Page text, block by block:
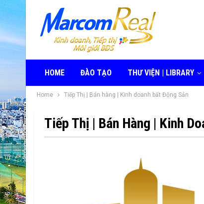
HOME ĐÀO TẠO THƯ VIỆN | LIBRARY
Home Tiếp Thị | Bán hàng | Kinh doanh bất Động Sản
Tiếp Thị | Bán Hàng | Kinh